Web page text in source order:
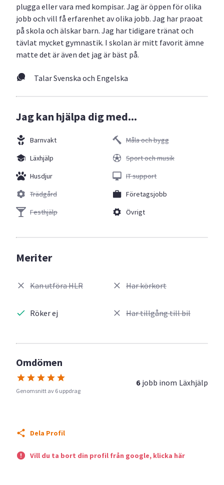
plugga eller vara med kompisar. Jag är öppen för olika
jobb och vill få erfarenhet av olika jobb. Jag har praoat
på skola och älskar barn. Jag har tidigare tränat och
tävlat mycket gymnastik. I skolan är mitt favorit ämne
matte det är även det jag är bäst på.
Talar Svenska och Engelska
Jag kan hjälpa dig med...
Barnvakt
Läxhjälp
Husdjur
Trädgård
Festhjälp
Måla och bygg
Sport och musik
IT support
Företagsjobb
Övrigt
Meriter
Kan utföra HLR
Röker ej
Har körkort
Har tillgång till bil
Omdömen
Genomsnitt av 6 uppdrag
6 jobb inom Läxhjälp
Dela Profil
Vill du ta bort din profil från google, klicka här